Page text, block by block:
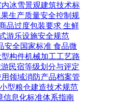
内冰雪景观建筑技术标
果生产质量安全控制规
品过度包装要求 生鲜
游乐设施安全规范
安全国家标准 食品微
型构件机械加工工艺路
游民宿等级划分与评定
用领域消防产品档案管
型粮仓建造技术规范
信息化标准体系指南